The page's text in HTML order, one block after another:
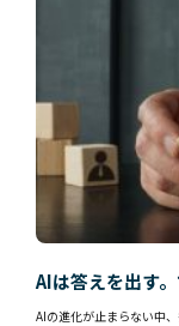
AIは答えを出す
AIの進化が止まらない中